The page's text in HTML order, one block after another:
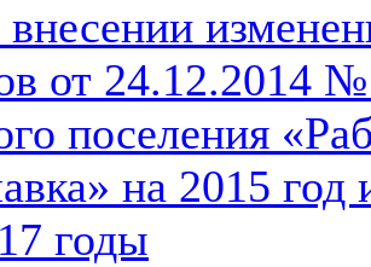
от 24.12.2014
поселения
на 2015
годы